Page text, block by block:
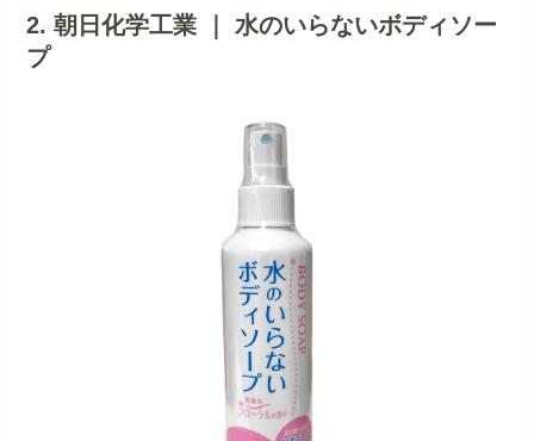
2. 朝日化学工業 ｜ 水のいらないボディソー
プ